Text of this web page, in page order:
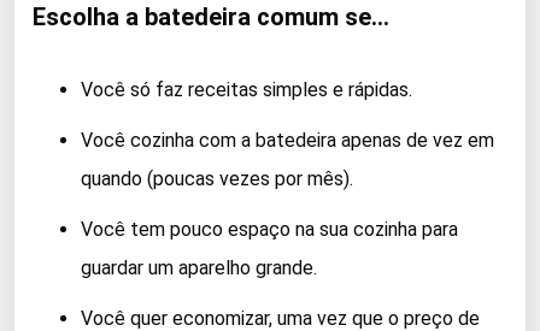
Escolha a batedeira comum se…
Você só faz receitas simples e rápidas.
Você cozinha com a batedeira apenas de vez em
quando (poucas vezes por mês).
Você tem pouco espaço na sua cozinha para
guardar um aparelho grande.
Você quer economizar, uma vez que o preço de